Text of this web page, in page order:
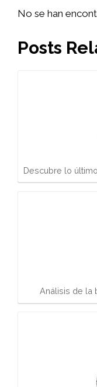
No se han
Posts
Descubre lo
Análisis de la